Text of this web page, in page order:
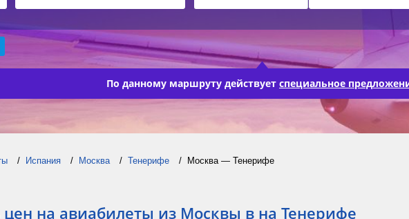
По данному маршруту действует специальное
Испания Москва Тенерифе Москва — Тенерифе
цен на авиабилеты из Москвы в на Тенерифе